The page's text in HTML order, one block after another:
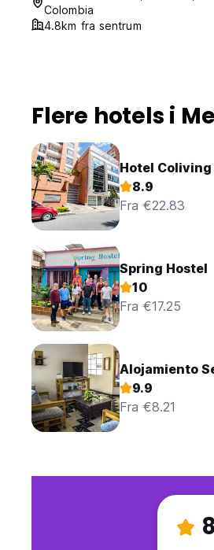
Colombia
4.8km fra sentrum
Flere hotels i
Hotel Coliving
8.9
Fra €22.83
Spring Hostel
10
Fra €17.25
Alojamiento
9.9
Fra €8.21